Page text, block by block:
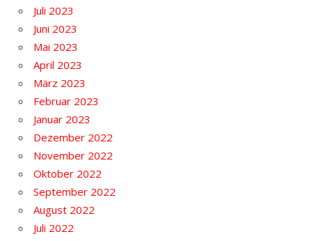
Juli 2023
Juni 2023
Mai 2023
April 2023
März 2023
Februar 2023
Januar 2023
Dezember 2022
November 2022
Oktober 2022
September 2022
August 2022
Juli 2022